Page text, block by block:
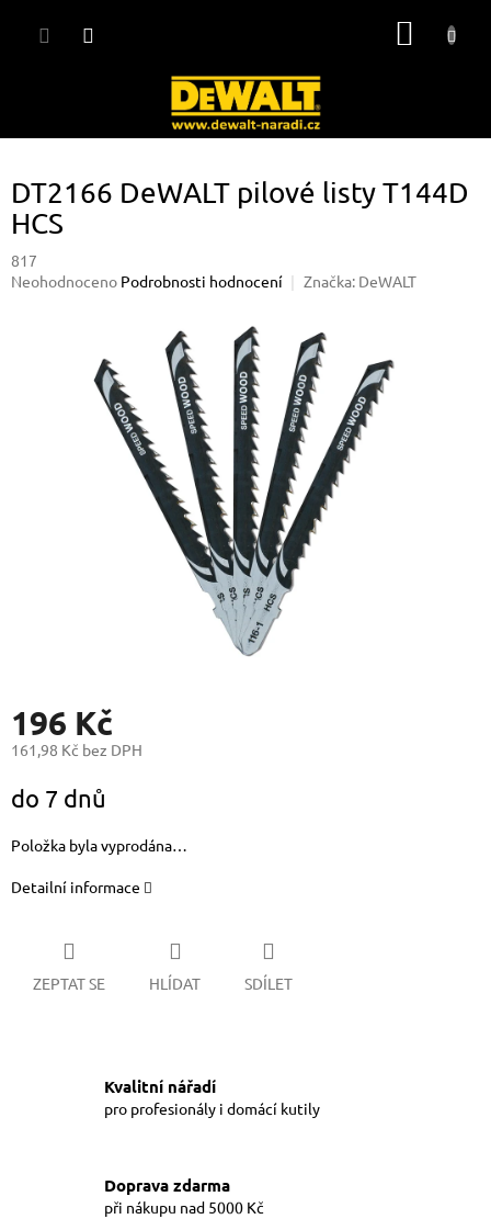
DT2166 DeWALT pilové listy T144D
HCS
817
Průměrné
Neohodnoceno Podrobnosti hodnocení Značka: DeWALT
196 Kč
161,98 Kč bez DPH
cena:
do 7 dnů
Položka byla vyprodána…
Detailní informace
ZEPTAT SE HLÍDAT SDÍLET
Kvalitní nářadí
pro profesionály i domácí kutily
Doprava zdarma
při nákupu nad 5000 Kč